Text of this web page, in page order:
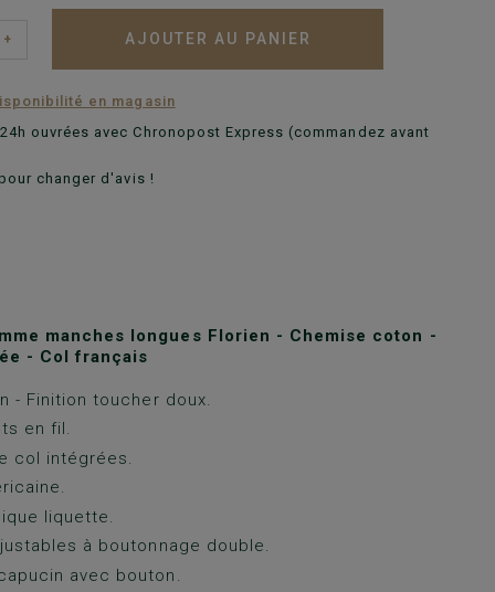
+ AJOUTER AU PANIER
en magasin
ouvrées avec Chronopost Express (commandez avant
changer d'avis !
manches longues Florien - Chemise coton -
- Col français
- Finition toucher doux.
en fil.
col intégrées.
liquette.
à boutonnage double.
avec bouton.